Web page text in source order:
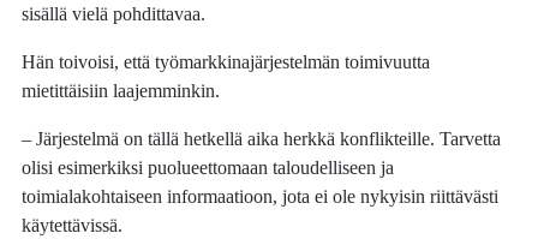
sisällä vielä pohdittavaa.
Hän toivoisi, että työmarkkinajärjestelmän toimivuutta
mietittäisiin laajemminkin.
– Järjestelmä on tällä hetkellä aika herkkä konflikteille. Tarvetta
olisi esimerkiksi puolueettomaan taloudelliseen ja
toimialakohtaiseen informaatioon, jota ei ole nykyisin riittävästi
käytettävissä.